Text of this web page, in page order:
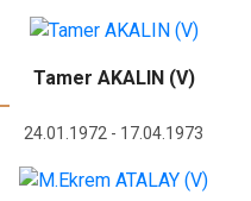
Tamer AKALIN (V)
24.01.1972 - 17.04.1973